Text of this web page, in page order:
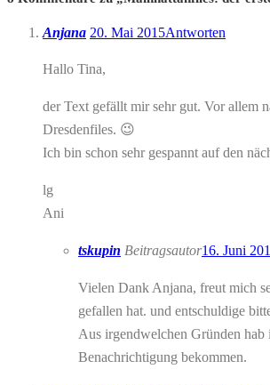
Anjana 20. Mai 2015Antworten
Hallo Tina,
der Text gefällt mir sehr gut. Vor allem
Dresdenfiles. 😉
Ich bin schon sehr gespannt auf den
lg
Ani
tskupin Beitragsautor16. Juni
Vielen Dank Anjana, freut mich
gefallen hat. und entschuldige
Aus irgendwelchen Gründen hab
Benachrichtigung bekommen.